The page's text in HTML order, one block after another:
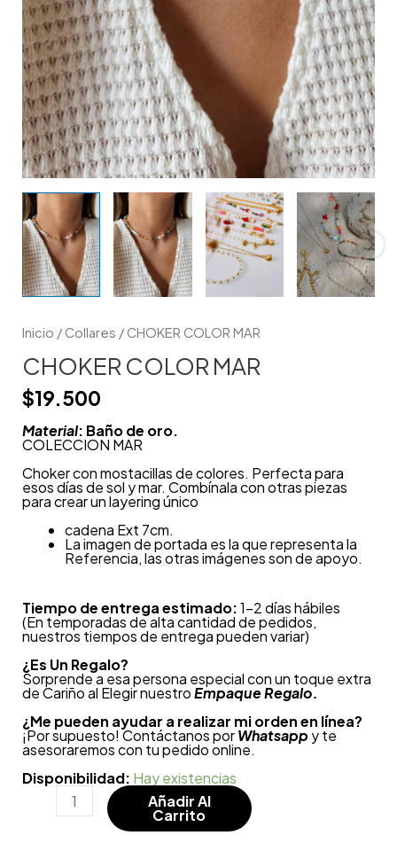
Inicio / Collares / CHOKER COLOR MAR
CHOKER COLOR MAR
$19.500
Material: Baño de oro.
COLECCION MAR
Choker con mostacillas de colores. Perfecta para
esos días de sol y mar. Combínala con otras piezas
para crear un layering único
cadena Ext 7cm.
La imagen de portada es la que representa la
Referencia, las otras imágenes son de apoyo.
Tiempo de entrega estimado:1-2 días hábiles
(En temporadas de alta cantidad de pedidos,
nuestros tiempos de entrega pueden variar)
¿Es Un Regalo?
Sorprende a esa persona especial con un toque extra
de Cariño al Elegir nuestroEmpaque Regalo.
¿Me pueden ayudar a realizar mi orden en línea?
¡Por supuesto! Contáctanos porWhatsapp y te
asesoraremos con tu pedido online.
Disponibilidad: Hay existencias
Añadir Al
Carrito